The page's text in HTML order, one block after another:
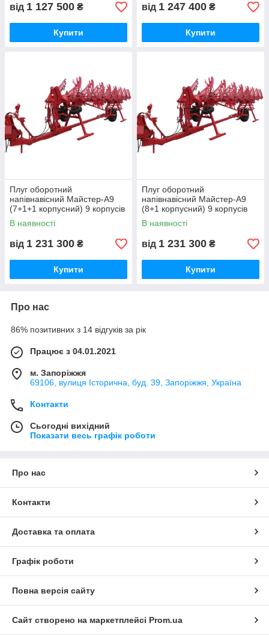
від 1 127 500 ₴
Купити
від 1 247 400 ₴
Купити
Плуг оборотний
напівнавісний Майстер-А9
(7+1+1 корпусний) 9 корпусів
В наявності
від 1 231 300 ₴
Купити
Плуг оборотний
напівнавісний Майстер-А9
(8+1 корпусний) 9 корпусів
В наявності
від 1 231 300 ₴
Купити
Про нас
86% позитивних з 14 відгуків за рік
Працює з 04.01.2021
м. Запоріжжя
69106, вулиця Історична, буд. 39, Запоріжжя, Україна
Контакти
Сьогодні вихідний
Показати весь графік роботи
Про нас
Контакти
Доставка та оплата
Графік роботи
Повна версія сайту
Сайт створено на маркетплейсі Prom.ua